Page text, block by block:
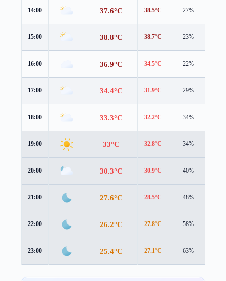
14:00 37.6°C 38.5°C 27%
15:00 38.8°C 38.7°C 23%
16:00 36.9°C 34.5°C 22%
17:00 34.4°C 31.9°C 29%
18:00 33.3°C 32.2°C 34%
19:00 33°C 32.8°C 34%
20:00 30.3°C 30.9°C 40%
21:00 27.6°C 28.5°C 48%
22:00 26.2°C 27.8°C 58%
23:00 25.4°C 27.1°C 63%